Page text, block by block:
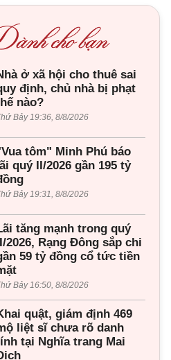
ở xã hội cho thuê sai
định, chủ nhà bị phạt
nào?
Bảy 19:36, 8/8/2026
tôm" Minh Phú báo
quý II/2026 gần 195 tỷ
Bảy 19:31, 8/8/2026
tăng mạnh trong quý
2026, Rạng Đông sắp chi
59 tỷ đồng cổ tức tiền
Bảy 16:50, 8/8/2026
quật, giám định 469
liệt sĩ chưa rõ danh
tại Nghĩa trang Mai